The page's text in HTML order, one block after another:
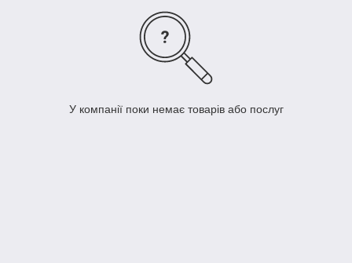
У компанії поки немає товарів або послуг